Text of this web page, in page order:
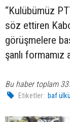
“Kulübümüz
söz ettiren
görüşmelere
şanlı formamız
Bu haber toplam
Etiketler : baf